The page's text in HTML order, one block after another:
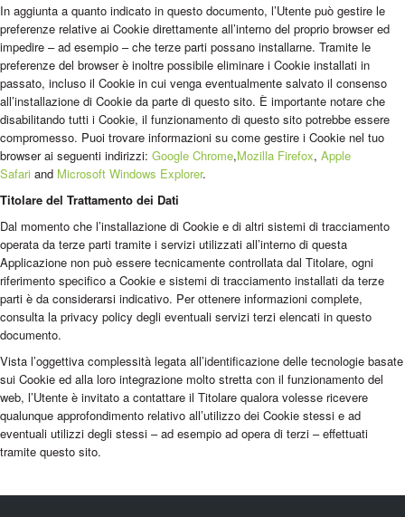
In aggiunta a quanto indicato in questo documento, l’Utente può gestire le
preferenze relative ai Cookie direttamente all’interno del proprio browser ed
impedire – ad esempio – che terze parti possano installarne. Tramite le
preferenze del browser è inoltre possibile eliminare i Cookie installati in
passato, incluso il Cookie in cui venga eventualmente salvato il consenso
all’installazione di Cookie da parte di questo sito. È importante notare che
disabilitando tutti i Cookie, il funzionamento di questo sito potrebbe essere
compromesso. Puoi trovare informazioni su come gestire i Cookie nel tuo
browser ai seguenti indirizzi: Google Chrome,Mozilla Firefox, Apple
Safari and Microsoft Windows Explorer.
Titolare del Trattamento dei Dati
Dal momento che l’installazione di Cookie e di altri sistemi di tracciamento
operata da terze parti tramite i servizi utilizzati all’interno di questa
Applicazione non può essere tecnicamente controllata dal Titolare, ogni
riferimento specifico a Cookie e sistemi di tracciamento installati da terze
parti è da considerarsi indicativo. Per ottenere informazioni complete,
consulta la privacy policy degli eventuali servizi terzi elencati in questo
documento.
Vista l’oggettiva complessità legata all’identificazione delle tecnologie basate
sui Cookie ed alla loro integrazione molto stretta con il funzionamento del
web, l’Utente è invitato a contattare il Titolare qualora volesse ricevere
qualunque approfondimento relativo all’utilizzo dei Cookie stessi e ad
eventuali utilizzi degli stessi – ad esempio ad opera di terzi – effettuati
tramite questo sito.